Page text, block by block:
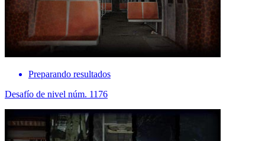
Preparando resultados
Desafío de nivel núm. 1176